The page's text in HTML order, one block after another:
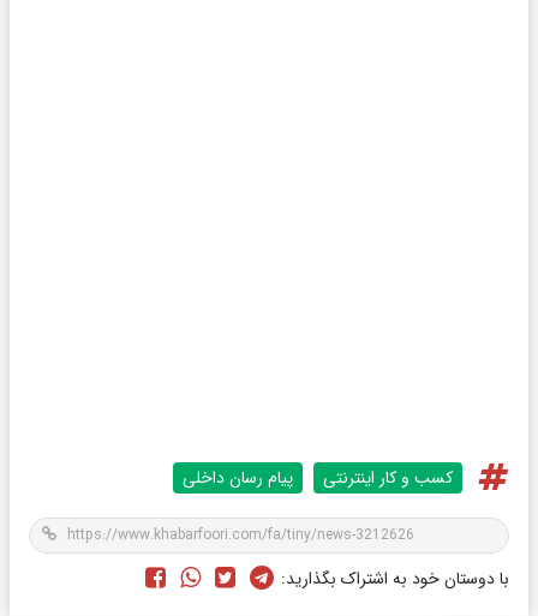
کسب و کار اینترنتی پیام رسان داخلی
با دوستان خود به اشتراک بگذارید: